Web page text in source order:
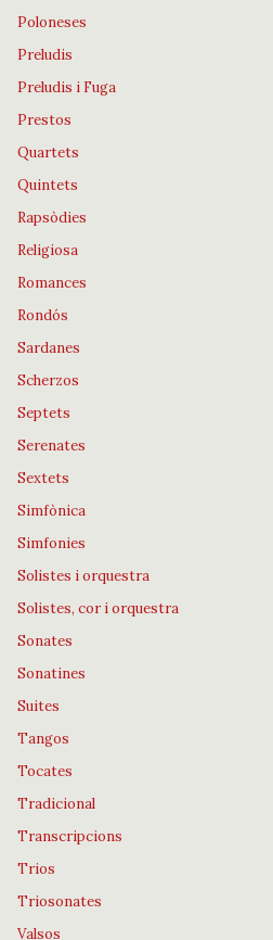
Poloneses
Preludis
Preludis i Fuga
Prestos
Quartets
Quintets
Rapsòdies
Religiosa
Romances
Rondós
Sardanes
Scherzos
Septets
Serenates
Sextets
Simfònica
Simfonies
Solistes i orquestra
Solistes, cor i orquestra
Sonates
Sonatines
Suites
Tangos
Tocates
Tradicional
Transcripcions
Trios
Triosonates
Valsos